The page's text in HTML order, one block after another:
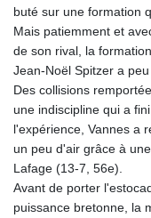
buté sur une formation
Mais patiemment et
de son rival, la
Jean-Noël Spitzer a
Des collisions
une indiscipline qui a
l'expérience, Vannes a
un peu d'air grâce à
Lafage (13-7, 56e).
Avant de porter
puissance bretonne, la